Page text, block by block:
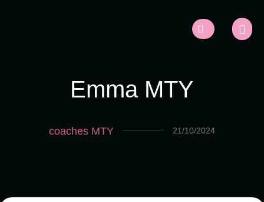
Emma MTY
coaches MTY 21/10/2024